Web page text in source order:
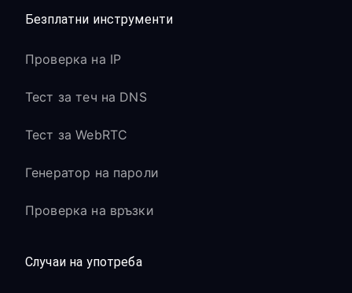
Безплатни инструменти
Проверка на IP
Тест за теч на DNS
Тест за WebRTC
Генератор на пароли
Проверка на връзки
Случаи на употреба